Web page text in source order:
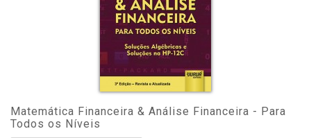
Matemática Financeira & Análise Financeira - Para
Todos os Níveis